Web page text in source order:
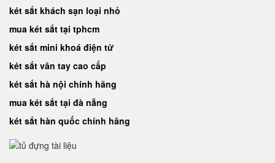
két sắt khách sạn loại nhỏ
mua két sắt tại tphcm
két sắt mini khoá điện tử
két sắt vân tay cao cấp
két sắt hà nội chính hãng
mua két sắt tại đà nẵng
két sắt hàn quốc chính hãng